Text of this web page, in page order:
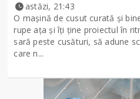
astăzi, 21:43
O mașină de cusut curată și
rupe ața și îți ține proiectul în
sară peste cusături, să adune
care n...